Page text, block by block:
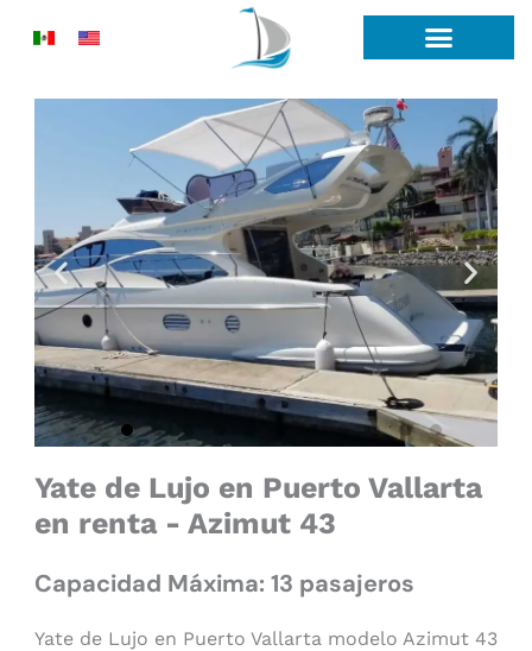
Yate de Lujo en Puerto Vallarta
en renta - Azimut 43
Capacidad Máxima: 13 pasajeros
Yate de Lujo en Puerto Vallarta modelo Azimut 43